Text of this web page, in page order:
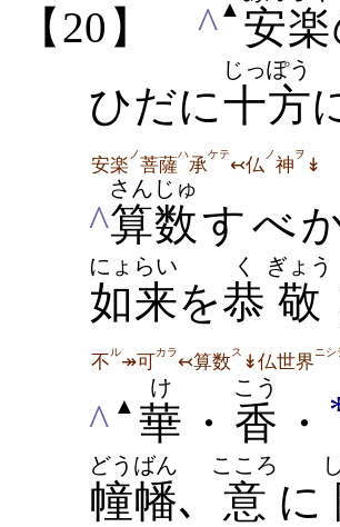
【20】 ^ ▲ 安楽
ひだに十方
じっぽう
安楽 ノ菩薩ハ承ケテ↢仏 ノ神ヲ ↡
^算数
さんじゅ
すべ
如来
にょらい
を恭
く
敬
ぎょう
不ル↠可カラ↢算数ス ↡仏世界 ニシ
^ ▲ 華
け
・ 香
こう
・
幢幡
どうばん
､ 意
こころ
に